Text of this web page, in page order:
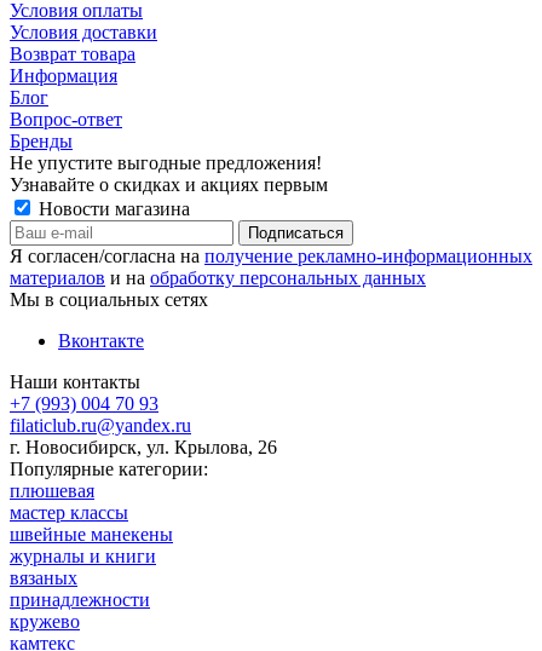
Условия оплаты
Условия доставки
Возврат товара
Информация
Блог
Вопрос-ответ
Бренды
Не упустите выгодные предложения!
Узнавайте о скидках и акциях первым
Новости магазина
Я согласен/согласна на получение рекламно-информационных
материалов и на обработку персональных данных
Мы в социальных сетях
Вконтакте
Наши контакты
+7 (993) 004 70 93
filaticlub.ru@yandex.ru
г. Новосибирск, ул. Крылова, 26
Популярные категории:
плюшевая
мастер классы
швейные манекены
журналы и книги
вязаных
принадлежности
кружево
камтекс